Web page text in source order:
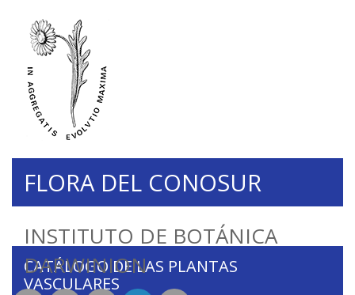
INSTITUTO DE BOTÁNICA
DARWINION
FLORA DEL CONOSUR
CATÁLOGO DE LAS PLANTAS
VASCULARES